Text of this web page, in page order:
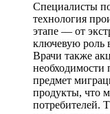
Специалисты
технология
этапе — от
ключевую роль
Врачи также
необходимости
предмет
продукты, что
потребителей.